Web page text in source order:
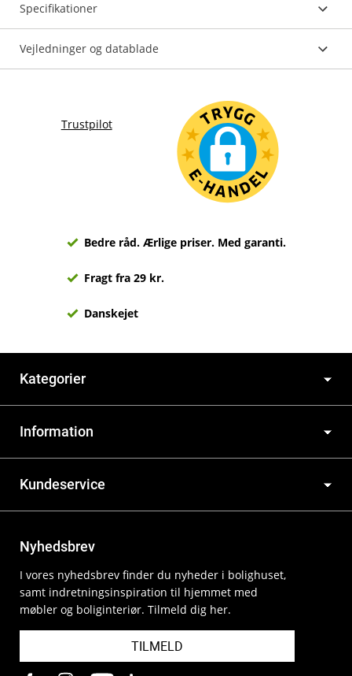
Specifikationer
Vejledninger og datablade
Trustpilot
Bedre råd. Ærlige priser. Med garanti.
Fragt fra 29 kr.
Danskejet
Kategorier
Information
Kundeservice
Nyhedsbrev
I vores nyhedsbrev finder du nyheder i bolighuset,
samt indretningsinspiration til hjemmet med
møbler og boliginteriør. Tilmeld dig her.
TILMELD